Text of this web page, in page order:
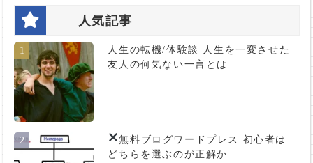
人気記事
1
人生の転機/体験談 人生を一変させた
友人の何気ない一言とは
2 無料ブログ ワードプレス 初心者は
どちらを選ぶのが正解か